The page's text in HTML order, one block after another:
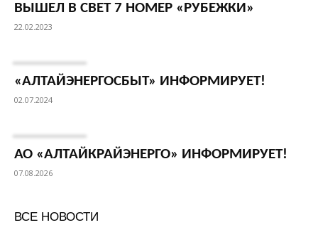
ВЫШЕЛ В СВЕТ 7 НОМЕР «РУБЕЖКИ»
22.02.2023
«АЛТАЙЭНЕРГОСБЫТ» ИНФОРМИРУЕТ!
02.07.2024
АО «АЛТАЙКРАЙЭНЕРГО» ИНФОРМИРУЕТ!
07.08.2026
ВСЕ НОВОСТИ